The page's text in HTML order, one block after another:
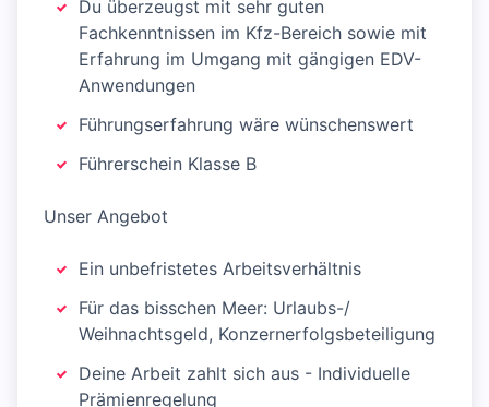
Du überzeugst mit sehr guten
Fachkenntnissen im Kfz-Bereich sowie mit
Erfahrung im Umgang mit gängigen EDV-
Anwendungen
Führungserfahrung wäre wünschenswert
Führerschein Klasse B
Unser Angebot
Ein unbefristetes Arbeitsverhältnis
Für das bisschen Meer: Urlaubs-/
Weihnachtsgeld, Konzernerfolgsbeteiligung
Deine Arbeit zahlt sich aus - Individuelle
Prämienregelung